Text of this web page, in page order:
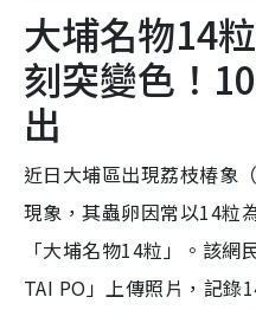
大埔名物14
刻突變色！
出
近日大埔區出現荔枝椿象
現象，其蟲卵因常以14粒
「大埔名物14粒」。該
TAI PO」上傳照片，記錄